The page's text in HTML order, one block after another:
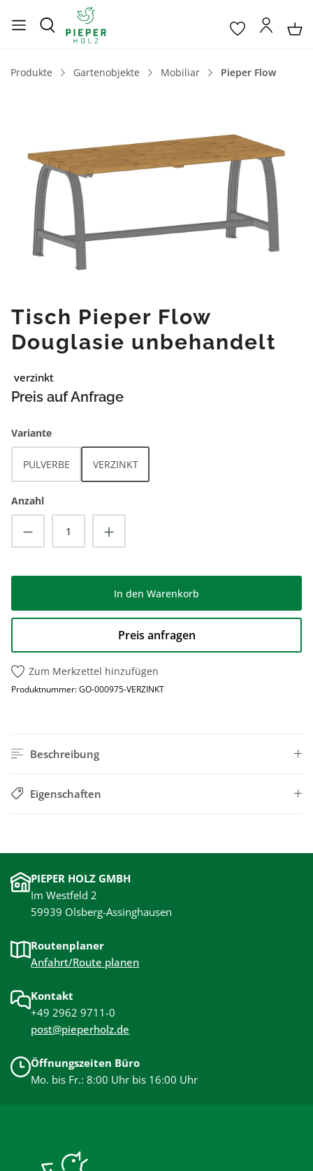
Produkte Gartenobjekte Mobiliar Pieper Flow
Tisch Pieper Flow
Douglasie unbehandelt
verzinkt
Preis auf Anfrage
Varianteauswählen
PULVERBE VERZINKT
Anzahl
Produkt Anzahl: Gib den gewünschten
In den Warenkorb
Preis anfragen
Zum Merkzettel hinzufügen
Produktnummer:GO-000975-VERZINKT
Beschreibung
Eigenschaften
PIEPER HOLZ GMBH
Im Westfeld 2
59939 Olsberg-Assinghausen
Routenplaner
Anfahrt/Route planen
Kontakt
+49 2962 9711-0
post@pieperholz.de
Öffnungszeiten Büro
Mo. bis Fr.: 8:00 Uhr bis 16:00 Uhr